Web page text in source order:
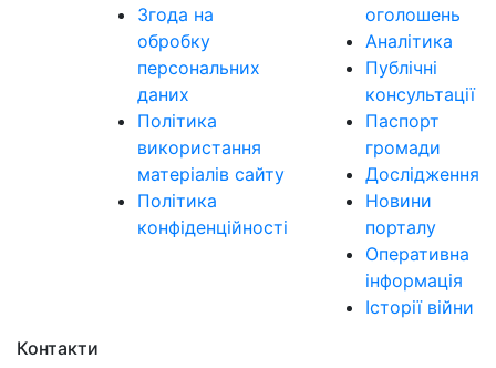
Згода на
обробку
персональних
даних
Політика
використання
матеріалів сайту
Політика
конфіденційності
оголошень
Аналітика
Публічні
консультації
Паспорт
громади
Дослідження
Новини
порталу
Оперативна
інформація
Історії війни
Контакти